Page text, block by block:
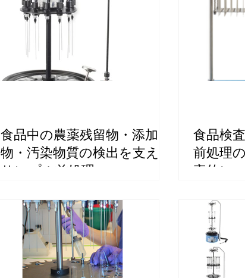
食品中の農薬残留物・添加
物・汚染物質の検出を支える
サンプル前処理
食品検
前処理
率的に